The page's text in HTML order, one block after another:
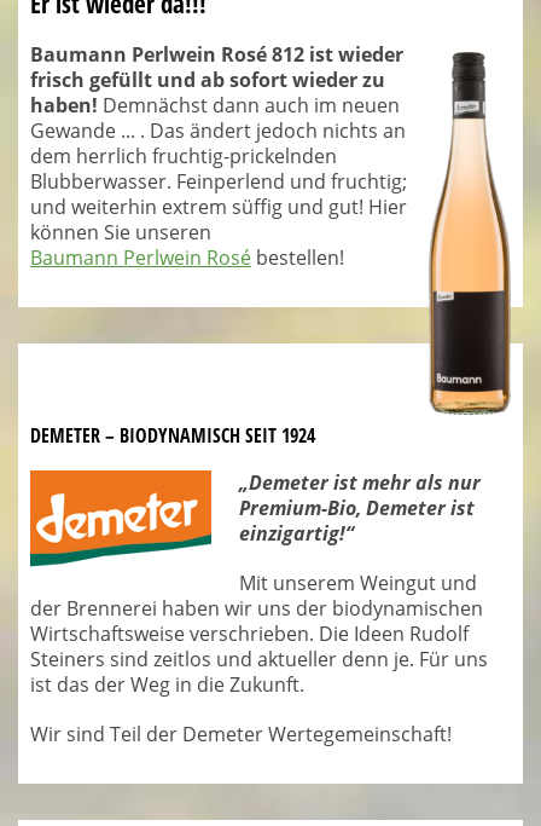
Baumann Perlwein Rosé 812 ist wieder
frisch gefüllt und ab sofort wieder zu
haben! Demnächst dann auch im neuen
Gewande ... . Das ändert jedoch nichts an
dem herrlich fruchtig-prickelnden
Blubberwasser. Feinperlend und fruchtig;
und weiterhin extrem süffig und gut! Hier
können Sie unseren
Baumann Perlwein Rosé bestellen!
DEMETER – BIODYNAMISCH SEIT 1924
„Demeter ist mehr als nur
Premium-Bio, Demeter ist
einzigartig!“
Mit unserem Weingut und
der Brennerei haben wir uns der biodynamischen
Wirtschaftsweise verschrieben. Die Ideen Rudolf
Steiners sind zeitlos und aktueller denn je. Für uns
ist das der Weg in die Zukunft.
Wir sind Teil der Demeter Wertegemeinschaft!